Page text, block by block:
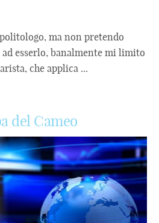
ma non pretendo
esserlo, banalmente mi limito
che applica ...
del Cameo